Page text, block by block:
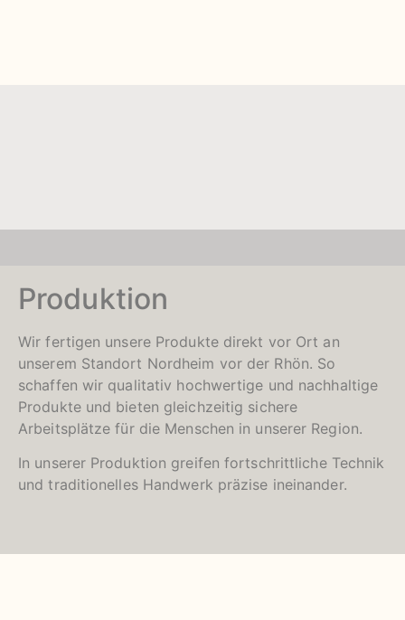
Produktion
Wir fertigen unsere Produkte direkt vor Ort an
unserem Standort Nordheim vor der Rhön. So
schaffen wir qualitativ hochwertige und nachhaltige
Produkte und bieten gleichzeitig sichere
Arbeitsplätze für die Menschen in unserer Region.
In unserer Produktion greifen fortschrittliche Technik
und traditionelles Handwerk präzise ineinander.